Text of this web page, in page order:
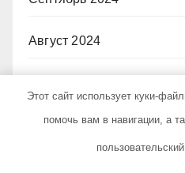
Август 2024
Июнь 2024
Этот сайт использует куки-
помочь вам в навигации, а